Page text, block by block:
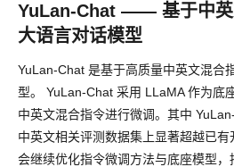
YuLan-Chat —— 基于中英
大语言对话模型
YuLan-Chat 是基于高质量中英文混合
型。 YuLan-Chat 采用 LLaMA 作为底
中英文混合指令进行微调。其中
中英文相关评测数据集上显著超越已
会继续优化指令微调方法与底座模型